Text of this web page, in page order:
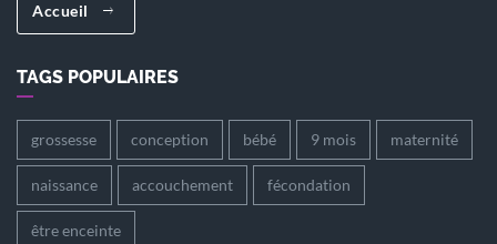
Accueil
TAGS POPULAIRES
grossesse conception bébé 9 mois maternité
naissance accouchement fécondation
être enceinte